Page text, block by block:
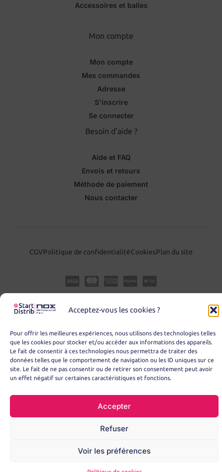
Acceptez-vous les cookies ?
Pour offrir les meilleures expériences, nous utilisons des technologies telles
que les cookies pour stocker et/ou accéder aux informations des appareils.
Le fait de consentir à ces technologies nous permettra de traiter des
données telles que le comportement de navigation ou les ID uniques sur ce
site. Le fait de ne pas consentir ou de retirer son consentement peut avoir
un effet négatif sur certaines caractéristiques et fonctions.
Accepter
Refuser
Voir les préférences
Accessoires et balles
Mon compte
Mon compte
Mes commandes
Adresse
S'inscrire
Se connecter
Besoin d'aide ?
Aide et FAQ
Envois et retours
Méthode de paiement
Nous contacter
CGVPolitique de confidentialitéCookiesPlan du site
© Copyright 2025 – START DISTRIB